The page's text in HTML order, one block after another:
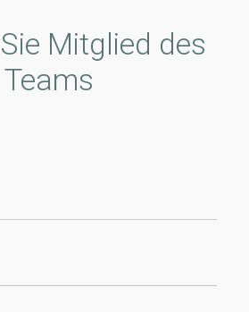
Mitglied des
Teams